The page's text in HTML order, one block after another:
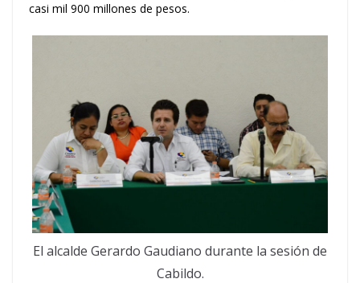
casi mil 900 millones de pesos.
El alcalde Gerardo Gaudiano durante la sesión de
Cabildo.